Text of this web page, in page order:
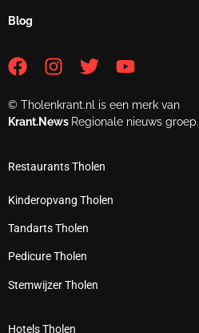
Blog
© Tholenkrant.nl is een merk van
Krant.News Regionale nieuws groep.
Restaurants Tholen
Kinderopvang Tholen
Tandarts Tholen
Pedicure Tholen
Stemwijzer Tholen
Hotels Tholen